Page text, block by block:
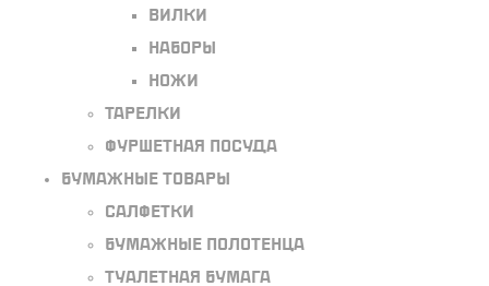
Вилки
Наборы
Ножи
Тарелки
Фуршетная посуда
Бумажные товары
Салфетки
Бумажные полотенца
Туалетная бумага